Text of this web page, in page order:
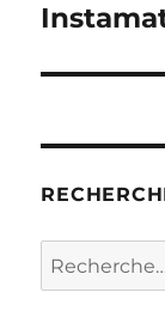
l’article
Recherche
pour :